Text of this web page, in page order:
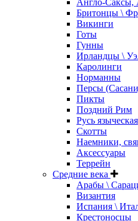
Англо-Саксы,
Бритонцы \
Викинги
Готы
Гунны
Ирландцы \
Каролинги
Норманны
Персы
Пикты
Поздний Рим
Русь языческая
Скотты
Наемники,
Аксессуары
Террейн
Средние века
Арабы \
Византия
Испания \
Крестоносцы